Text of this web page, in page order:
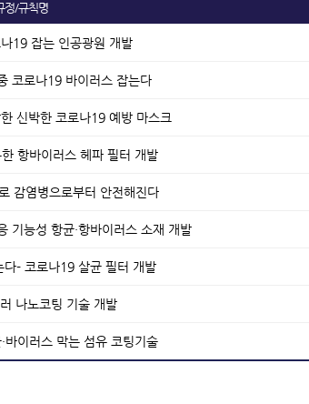
정/규칙명
19 잡는 인공광원 개발
코로나19 바이러스 잡는다
신박한 코로나19 예방 마스크
항바이러스 헤파 필터 개발
감염병으로부터 안전해진다
기능성 항균·항바이러스 소재 개발
- 코로나19 살균 필터 개발
나노코팅 기술 개발
바이러스 막는 섬유 코팅기술